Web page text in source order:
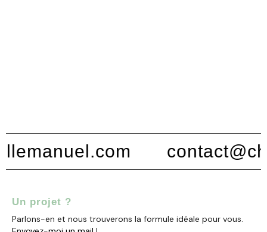
Un projet ?
Parlons-en et nous trouverons la formule idéale pour vous.